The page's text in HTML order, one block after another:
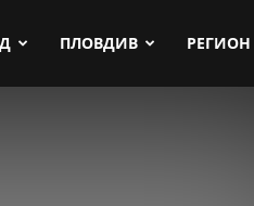
ПЛОВДИВ РЕГИОН